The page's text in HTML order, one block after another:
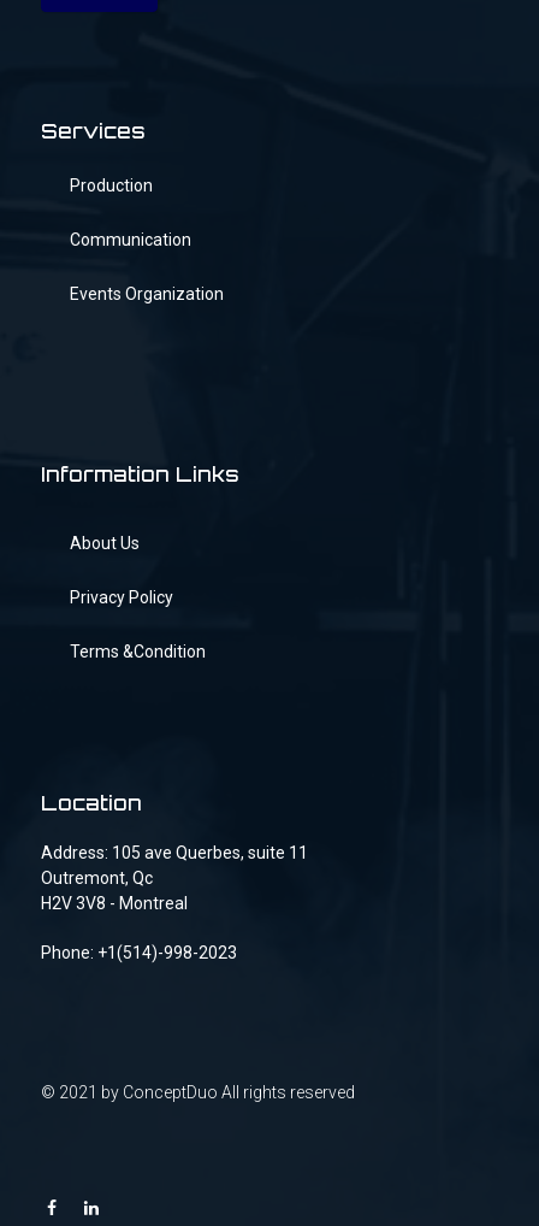
Services
Production
Communication
Events Organization
Information Links
About Us
Privacy Policy
Terms &Condition
Location
Address: 105 ave Querbes, suite 11
Outremont, Qc
H2V 3V8 - Montreal
Phone: +1(514)-998-2023
© 2021 by ConceptDuo All rights reserved